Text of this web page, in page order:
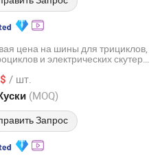
цена на шины для трициклов,
и электрических скутеров
/ шт.
(MOQ)
Запрос